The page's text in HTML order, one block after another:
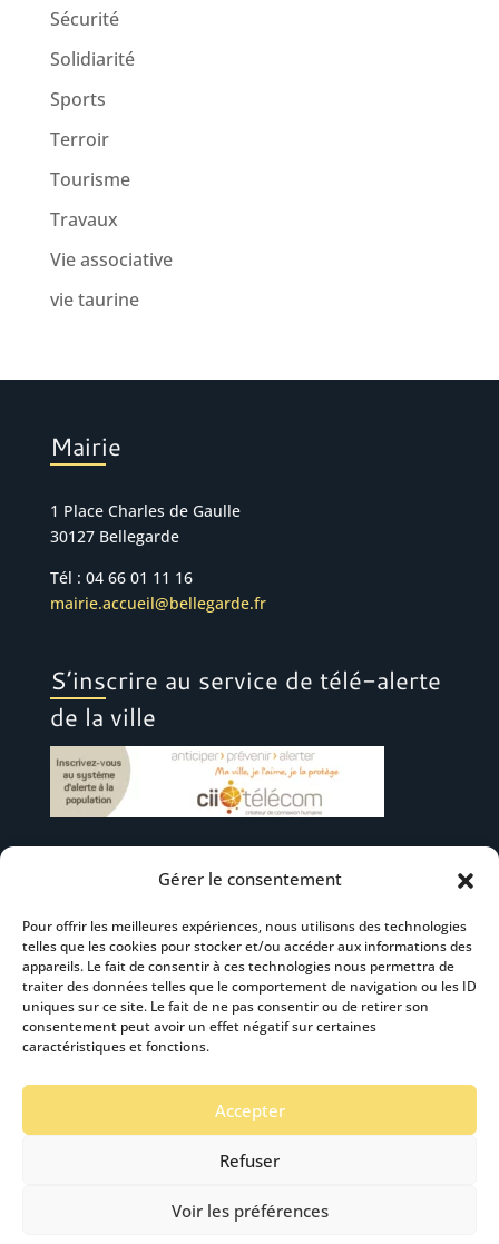
Gérer le consentement
Pour offrir les meilleures expériences, nous utilisons des technologies
telles que les cookies pour stocker et/ou accéder aux informations des
appareils. Le fait de consentir à ces technologies nous permettra de
traiter des données telles que le comportement de navigation ou les ID
uniques sur ce site. Le fait de ne pas consentir ou de retirer son
consentement peut avoir un effet négatif sur certaines
caractéristiques et fonctions.
Accepter
Refuser
Voir les préférences
Sécurité
Solidiarité
Sports
Terroir
Tourisme
Travaux
Vie associative
vie taurine
Mairie
1 Place Charles de Gaulle
30127 Bellegarde
Tél : 04 66 01 11 16
mairie.accueil@bellegarde.fr
S’inscrire au service de télé-alerte
de la ville
Suivez-nous
S’abonner à la newsletter